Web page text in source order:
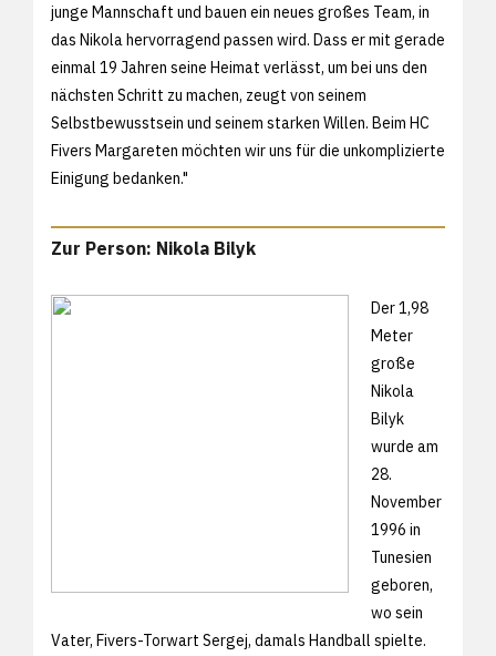
junge Mannschaft und bauen ein neues großes Team, in
das Nikola hervorragend passen wird. Dass er mit gerade
einmal 19 Jahren seine Heimat verlässt, um bei uns den
nächsten Schritt zu machen, zeugt von seinem
Selbstbewusstsein und seinem starken Willen. Beim HC
Fivers Margareten möchten wir uns für die unkomplizierte
Einigung bedanken."
Zur Person: Nikola Bilyk
Der 1,98
Meter
große
Nikola
Bilyk
wurde am
28.
November
1996 in
Tunesien
geboren,
wo sein
Vater, Fivers-Torwart Sergej, damals Handball spielte.